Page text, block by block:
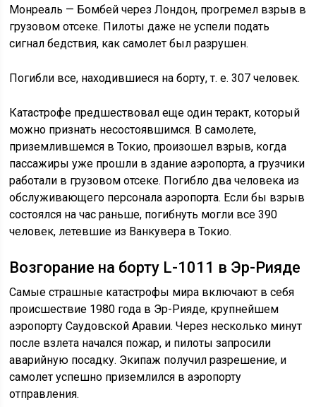
Монреаль — Бомбей через Лондон, прогремел взрыв в
грузовом отсеке. Пилоты даже не успели подать
сигнал бедствия, как самолет был разрушен.
Погибли все, находившиеся на борту, т. е. 307 человек.
Катастрофе предшествовал еще один теракт, который
можно признать несостоявшимся. В самолете,
приземлившемся в Токио, произошел взрыв, когда
пассажиры уже прошли в здание аэропорта, а грузчики
работали в грузовом отсеке. Погибло два человека из
обслуживающего персонала аэропорта. Если бы взрыв
состоялся на час раньше, погибнуть могли все 390
человек, летевшие из Ванкувера в Токио.
Возгорание на борту L-1011 в Эр-Рияде
Самые страшные катастрофы мира включают в себя
происшествие 1980 года в Эр-Рияде, крупнейшем
аэропорту Саудовской Аравии. Через несколько минут
после взлета начался пожар, и пилоты запросили
аварийную посадку. Экипаж получил разрешение, и
самолет успешно приземлился в аэропорту
отправления.